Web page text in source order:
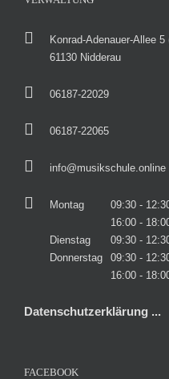
Konrad-Adenauer-Allee
61130 Nidderau
06187-22029
06187-22065
info@musikschule.online
Montag
09:30 -
16:00 -
Dienstag
09:30 -
Donnerstag
09:30 -
16:00 -
Datenschutzerklärung ...
FACEBOOK